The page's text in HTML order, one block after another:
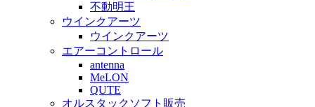
不動明王
ウインクアーツ
ウインクアーツ
エアーコントロール
antenna
MeLON
QUTE
オルスタックソフト販売